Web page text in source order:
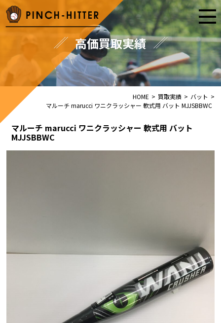
高価買取実績
HOME > 買取実績 > バット >
マルーチ marucci ワニクラッシャー 軟式用 バット MJJSBBWC
マルーチ marucci ワニクラッシャー 軟式用 バット
MJJSBBWC